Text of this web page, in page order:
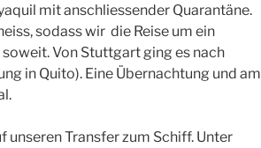
mit anschliessender Quarantäne.
sodass wir die Reise um ein
Von Stuttgart ging es nach
in Quito). Eine Übernachtung und am
Transfer zum Schiff. Unter